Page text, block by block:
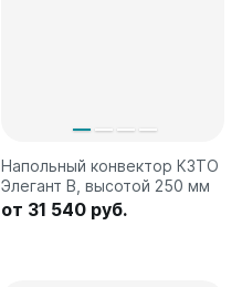
Напольный конвектор КЗТО
Элегант В, высотой 250 мм
от 31 540 руб.